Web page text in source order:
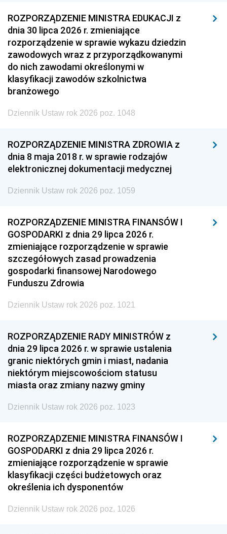
ROZPORZĄDZENIE MINISTRA EDUKACJI z
dnia 30 lipca 2026 r. zmieniające
rozporządzenie w sprawie wykazu dziedzin
zawodowych wraz z przyporządkowanymi
do nich zawodami określonymi w
klasyfikacji zawodów szkolnictwa
branżowego
Dziennik Ustaw rok 2026 poz. 1048
ROZPORZĄDZENIE MINISTRA ZDROWIA z
dnia 8 maja 2018 r. w sprawie rodzajów
elektronicznej dokumentacji medycznej
Dziennik Ustaw rok 2026 poz. 1059
ROZPORZĄDZENIE MINISTRA FINANSÓW I
GOSPODARKI z dnia 29 lipca 2026 r.
zmieniające rozporządzenie w sprawie
szczegółowych zasad prowadzenia
gospodarki finansowej Narodowego
Funduszu Zdrowia
Dziennik Ustaw rok 2026 poz. 1021
ROZPORZĄDZENIE RADY MINISTRÓW z
dnia 29 lipca 2026 r. w sprawie ustalenia
granic niektórych gmin i miast, nadania
niektórym miejscowościom statusu
miasta oraz zmiany nazwy gminy
Dziennik Ustaw rok 2026 poz. 1023
ROZPORZĄDZENIE MINISTRA FINANSÓW I
GOSPODARKI z dnia 29 lipca 2026 r.
zmieniające rozporządzenie w sprawie
klasyfikacji części budżetowych oraz
określenia ich dysponentów
Dziennik Ustaw rok 2026 poz. 1026